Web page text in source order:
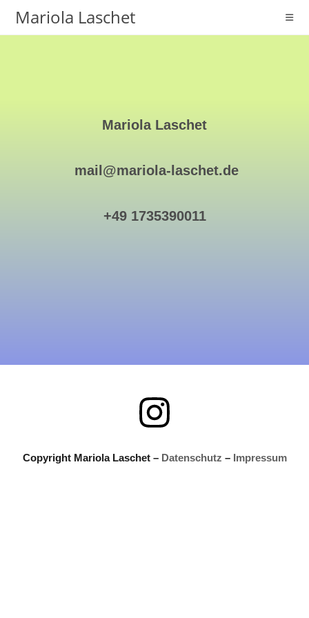
Mariola Laschet
Mariola Laschet
mail@mariola-laschet.de
+49 1735390011
Copyright Mariola Laschet – Datenschutz – Impressum